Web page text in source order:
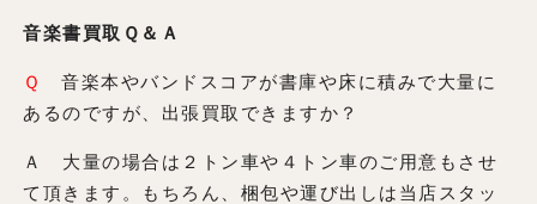
音楽書買取Ｑ＆Ａ
Ｑ
音楽本やバンドスコアが書庫や床に積みで大量に
あるのですが、出張買取できますか？
Ａ 大量の場合は２トン車や４トン車のご用意もさせ
て頂きます。もちろん、梱包や運び出しは当店スタッ